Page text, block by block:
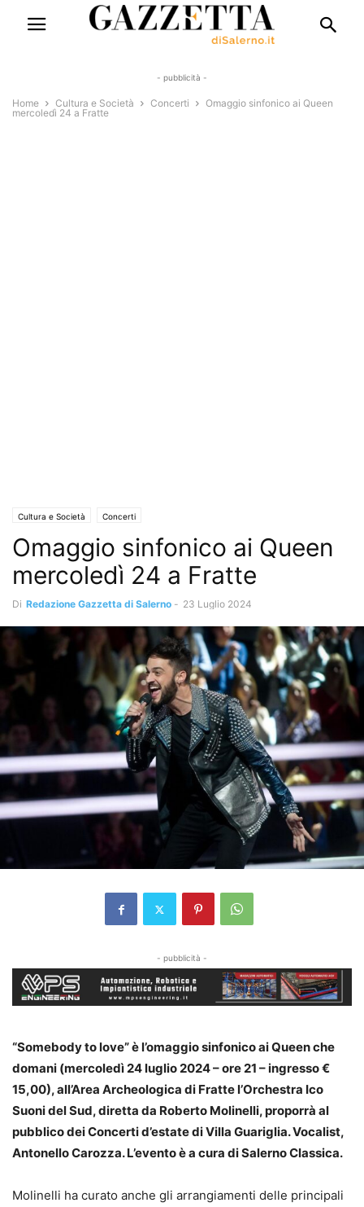
- pubblicità -
Home Cultura e Società Concerti
Omaggio sinfonico ai Queen
mercoledì 24 a Fratte
Cultura e Società Concerti
Omaggio sinfonico ai Queen
mercoledì 24 a Fratte
Di Redazione Gazzetta di Salerno - 23 Luglio 2024
- pubblicità -
“Somebody to love” è l’omaggio sinfonico ai Queen che
domani (mercoledì 24 luglio 2024 – ore 21 – ingresso €
15,00), all’Area Archeologica di Fratte l’Orchestra Ico
Suoni del Sud, diretta da Roberto Molinelli, proporrà al
pubblico dei Concerti d’estate di Villa Guariglia. Vocalist,
Antonello Carozza. L’evento è a cura di Salerno Classica.
Molinelli ha curato anche gli arrangiamenti delle principali